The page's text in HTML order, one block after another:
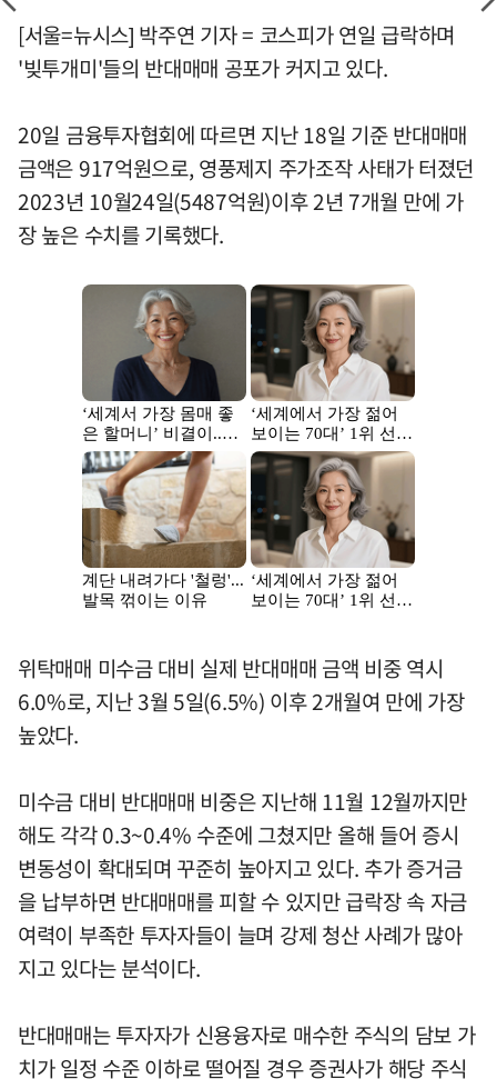
[서울=뉴시스] 박주연 기자 = 코스피가 연일 급락하며
'빚투개미'들의 반대매매 공포가 커지고 있다.
20일 금융투자협회에 따르면 지난 18일 기준 반대매매
금액은 917억원으로, 영풍제지 주가조작 사태가 터졌던
2023년 10월24일(5487억원)이후 2년 7개월 만에 가
장 높은 수치를 기록했다.
위탁매매 미수금 대비 실제 반대매매 금액 비중 역시
6.0%로, 지난 3월 5일(6.5%) 이후 2개월여 만에 가장
높았다.
미수금 대비 반대매매 비중은 지난해 11월 12월까지만
해도 각각 0.3~0.4% 수준에 그쳤지만 올해 들어 증시
변동성이 확대되며 꾸준히 높아지고 있다. 추가 증거금
을 납부하면 반대매매를 피할 수 있지만 급락장 속 자금
여력이 부족한 투자자들이 늘며 강제 청산 사례가 많아
지고 있다는 분석이다.
반대매매는 투자자가 신용융자로 매수한 주식의 담보 가
치가 일정 수준 이하로 떨어질 경우 증권사가 해당 주식